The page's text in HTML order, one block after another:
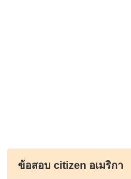
ข้อสอบ citizen อเมริกา